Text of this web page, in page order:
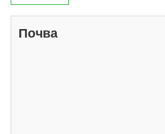
Почва